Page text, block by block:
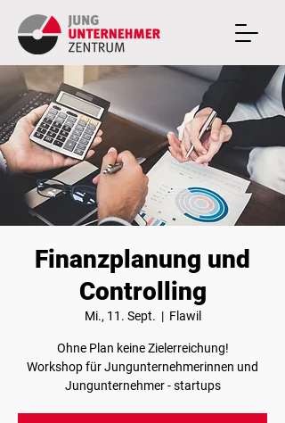
Finanzplanung und
Controlling
Mi., 11. Sept.
  |
Flawil
Ohne Plan keine Zielerreichung!
Workshop für Jungunternehmerinnen und
Jungunternehmer - startups